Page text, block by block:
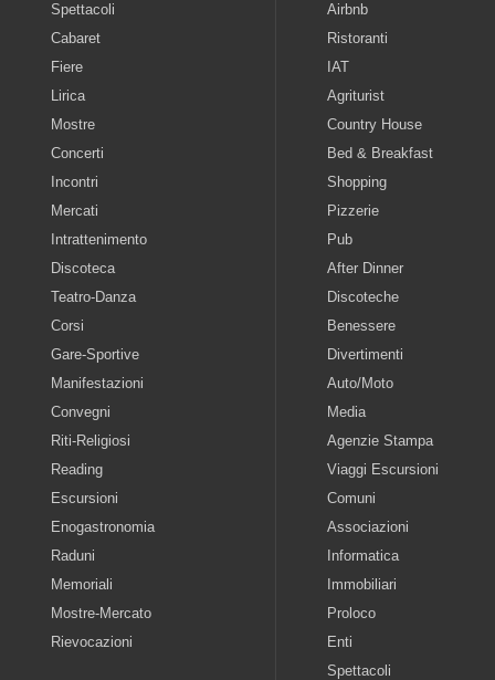
Spettacoli
Cabaret
Fiere
Lirica
Mostre
Concerti
Incontri
Mercati
Intrattenimento
Discoteca
Teatro-Danza
Corsi
Gare-Sportive
Manifestazioni
Convegni
Riti-Religiosi
Reading
Escursioni
Enogastronomia
Raduni
Memoriali
Mostre-Mercato
Rievocazioni
Airbnb
Ristoranti
IAT
Agriturist
Country House
Bed & Breakfast
Shopping
Pizzerie
Pub
After Dinner
Discoteche
Benessere
Divertimenti
Auto/Moto
Media
Agenzie Stampa
Viaggi Escursioni
Comuni
Associazioni
Informatica
Immobiliari
Proloco
Enti
Spettacoli